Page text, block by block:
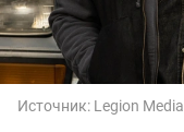
Источник: Legion Media